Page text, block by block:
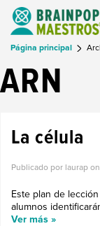
Página principal
ARN
La célula
Publicado por laurap on
Este plan de
alumnos
Ver más »